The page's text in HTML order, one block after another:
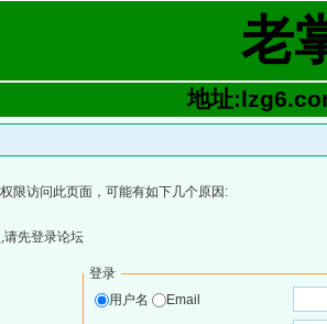
老
地址
限访问此页面，可能有如下几个原因:
请先登录论坛
登录
用户名
Email